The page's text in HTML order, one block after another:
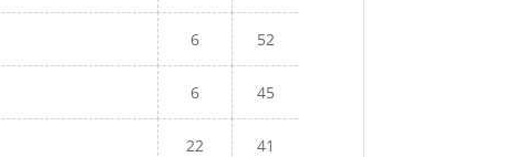
6 52
6 45
22 41